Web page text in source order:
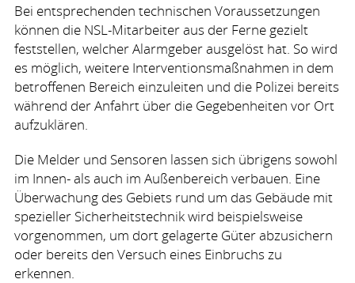
Bei entsprechenden technischen Voraussetzungen
können die NSL-Mitarbeiter aus der Ferne gezielt
feststellen, welcher Alarmgeber ausgelöst hat. So wird
es möglich, weitere Interventionsmaßnahmen in dem
betroffenen Bereich einzuleiten und die Polizei bereits
während der Anfahrt über die Gegebenheiten vor Ort
aufzuklären.
Die Melder und Sensoren lassen sich übrigens sowohl
im Innen- als auch im Außenbereich verbauen. Eine
Überwachung des Gebiets rund um das Gebäude mit
spezieller Sicherheitstechnik wird beispielsweise
vorgenommen, um dort gelagerte Güter abzusichern
oder bereits den Versuch eines Einbruchs zu
erkennen.